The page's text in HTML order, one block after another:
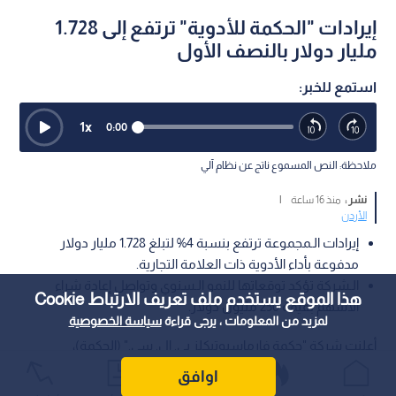
هذا الموقع يستخدم ملف تعريف الارتباط Cookie
لمزيد من المعلومات ، يرجى قراءةسياسة الخصوصية
اوافق
إيرادات "الحكمة للأدوية" ترتفع إلى 1.728
مليار دولار بالنصف الأول
استمع للخبر:
0:00
1x
ملاحظة: النص المسموع ناتج عن نظام آلي
نشر : منذ 16 ساعة
|
الأردن
إيرادات الـمجموعة ترتفع بنسبة 4% لتبلغ 1.728 مليار دولار
مدفوعة بأداء الأدوية ذات العلامة التجارية.
الأسهم بقيمة 250 مليون دولار.